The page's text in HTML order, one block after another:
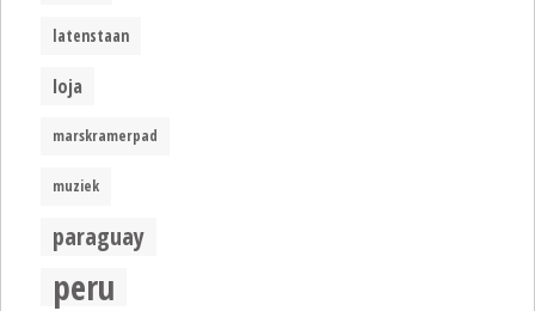
latenstaan
loja
marskramerpad
muziek
paraguay
peru